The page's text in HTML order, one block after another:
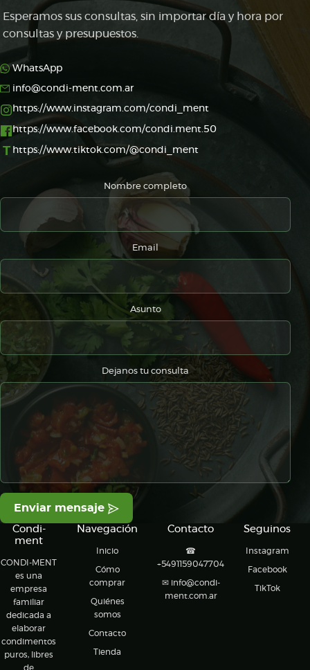
Esperamos sus consultas, sin importar día y hora por
consultas y presupuestos.
WhatsApp
info@condi-ment.com.ar
https://www.instagram.com/condi_ment
https://www.facebook.com/condi.ment.50
T https://www.tiktok.com/@condi_ment
Nombre completo
Email
Asunto
Dejanos tu consulta
Enviar mensaje
Condi-
ment
CONDI-MENT
es una
empresa
familiar
dedicada a
elaborar
condimentos
puros, libres
de
Navegación
Inicio
Cómo
comprar
Quiénes
somos
Contacto
Tienda
Contacto
☎
+5491159047704
✉ info@condi-
ment.com.ar
Seguinos
Instagram
Facebook
TikTok